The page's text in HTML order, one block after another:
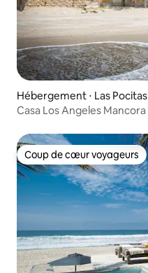
Hébergement ⋅ Las Pocitas
Casa Los Angeles Mancora
Coup de cœur voyageurs
Coup de cœur voyageurs